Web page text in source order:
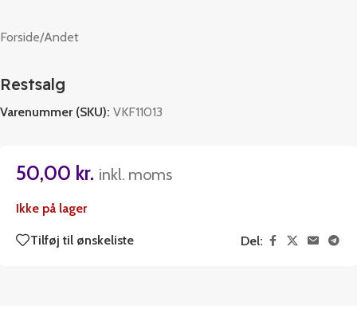
Forside/Andet
Restsalg
Varenummer (SKU): VKF11013
50,00 kr. inkl. moms
Ikke på lager
Tilføj til ønskeliste Del: